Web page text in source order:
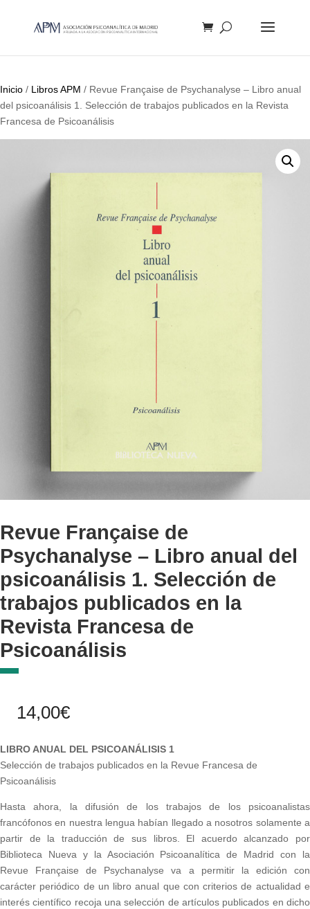
productos
Inicio / Libros APM / Revue Française de Psychanalyse – Libro anual
del psicoanálisis 1. Selección de trabajos publicados en la Revista
Francesa de Psicoanálisis
Revue Française de
Psychanalyse – Libro anual del
psicoanálisis 1. Selección de
trabajos publicados en la
Revista Francesa de
Psicoanálisis
14,00€
LIBRO ANUAL DEL PSICOANÁLISIS 1
Selección de trabajos publicados en la Revue Francesa de
Psicoanálisis
Hasta ahora, la difusión de los trabajos de los psicoanalistas
francófonos en nuestra lengua habían llegado a nosotros solamente a
partir de la traducción de sus libros. El acuerdo alcanzado por
Biblioteca Nueva y la Asociación Psicoanalítica de Madrid con la
Revue Française de Psychanalyse va a permitir la edición con
carácter periódico de un libro anual que con criterios de actualidad e
interés científico recoja una selección de artículos publicados en dicho